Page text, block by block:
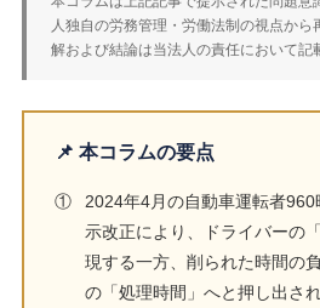
人独自の労務管理・労働法制の視点か
解および結論は当法人の責任において記
📌 本コラムの要点
①
2024年4月の自動車運転者
示改正により、ドライバーの
現する一方、削られた時間の
の「処理時間」へと押し出され